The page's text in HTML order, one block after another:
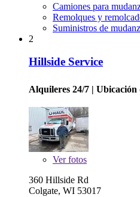
Camiones para
Remolques y
Suministros de
2
Hillside Service
Alquileres 24/7 | Ubicación
Verfotos
360 Hillside Rd
Colgate, WI 53017